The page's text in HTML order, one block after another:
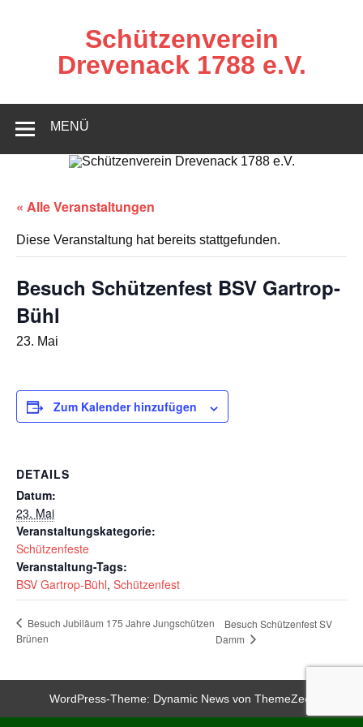
Schützenverein
Drevenack 1788 e.V.
MENÜ
« Alle Veranstaltungen
Diese Veranstaltung hat bereits stattgefunden.
Besuch Schützenfest BSV Gartrop-
Bühl
23. Mai
Zum Kalender hinzufügen
DETAILS
Datum:
23. Mai
Veranstaltungskategorie:
Schützenfeste
Veranstaltung-Tags:
BSV Gartrop-Bühl, Schützenfest
Besuch Jubiläum 175 Jahre Jungschützen
Brünen
Besuch Schützenfest SV
Damm
WordPress-Theme: Dynamic News von ThemeZee.